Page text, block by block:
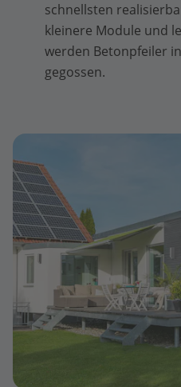
schnellsten
kleinere Module und
werden Betonpfeiler
gegossen.